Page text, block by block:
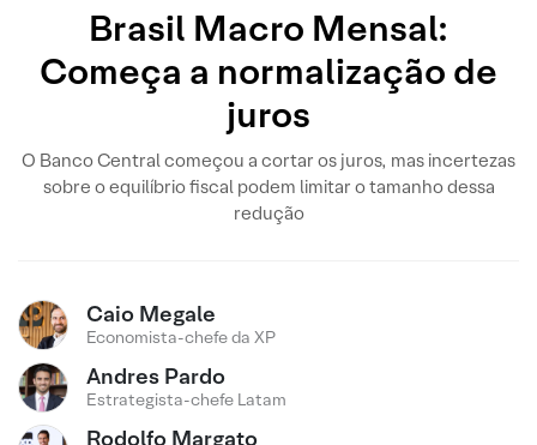
Brasil Macro Mensal:
Começa a normalização de
juros
O Banco Central começou a cortar os juros, mas incertezas
sobre o equilíbrio fiscal podem limitar o tamanho dessa
redução
Caio Megale
Economista-chefe da XP
Andres Pardo
Estrategista-chefe Latam
Rodolfo Margato